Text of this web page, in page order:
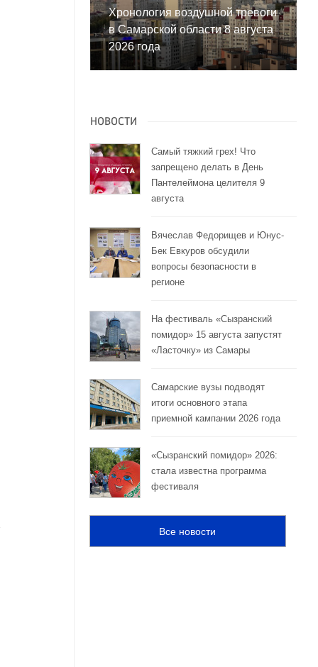
Хронология воздушной тревоги
в Самарской области 8 августа
2026 года
НОВОСТИ
Самый тяжкий грех! Что
запрещено делать в День
Пантелеймона целителя 9
августа
Вячеслав Федорищев и Юнус-
Бек Евкуров обсудили
вопросы безопасности в
регионе
На фестиваль «Сызранский
помидор» 15 августа запустят
«Ласточку» из Самары
Самарские вузы подводят
итоги основного этапа
приемной кампании 2026 года
«Сызранский помидор» 2026:
стала известна программа
фестиваля
Все новости